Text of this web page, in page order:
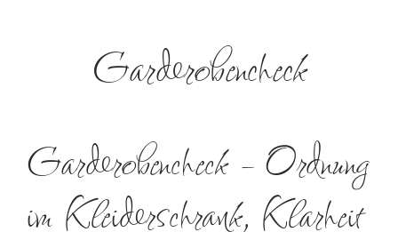
KIDS&TEENS STYLING
B2B MAKE-UP & HAIRSTYLING FÜR EVENTS & PRODUKTIONEN
FOR.BUSINESS – STYLING FÜR DEINE MITARBEITERINNEN
ONLINEKURS: LET’S HIGHLIGHT YOUR CURLS AND WAVES
FARBBERATUNG
CAPSULE WARDROBE
BUSINESS- & STYLEBERATUNG
SPECIAL.OFFER
MY.STUDIO
MIETSTUDIO
MEDIENBERICHTE UND LIVES
CONTACT.ME
IMPRESSUM
ALLGEMEINE GESCHÄFTSBEDINGUNGEN
Garderobencheck
Garderobencheck – Ordnung
im Kleiderschrank, Klarheit